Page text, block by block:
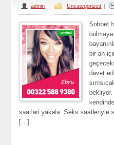
admin | Uncategorized |
Sohbet
bir an
davet
saatlari yakala. Seks saatleriyle
[…]